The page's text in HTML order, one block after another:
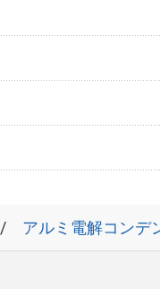
アルミ電解コンデ